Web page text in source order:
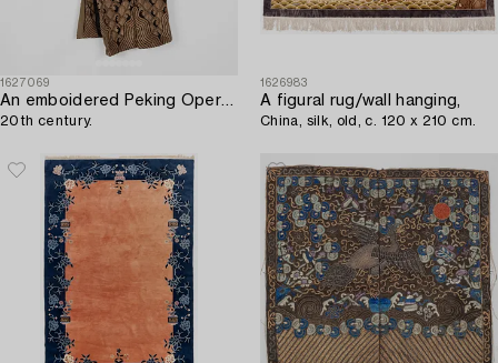
1627069
An emboidered Peking Opera (jingju 京剧) silk costume from the Republic period,
20th century.
1626983
A figural rug/wall hanging,
China, silk, old, c. 120 x 210 cm.